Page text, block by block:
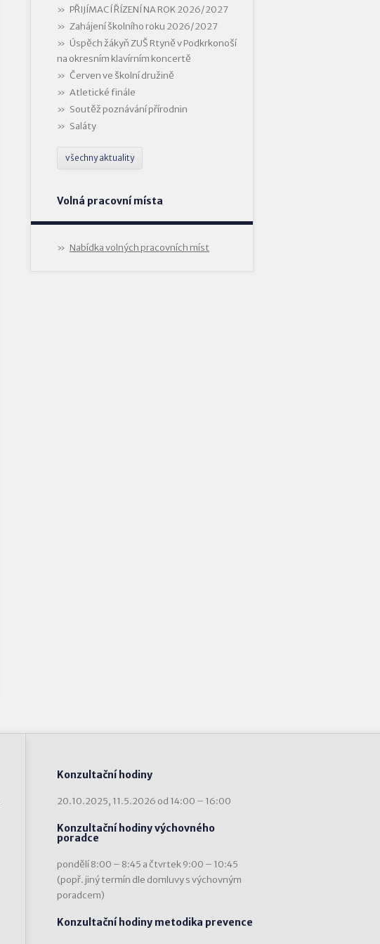
PŘIJÍMACÍ ŘÍZENÍ NA ROK 2026/2027
Zahájení školního roku 2026/2027
Úspěch žákyň ZUŠ Rtyně v Podkrkonoší
na okresním klavírním koncertě
Červen ve školní družině
Atletické finále
Soutěž poznávání přírodnin
Saláty
všechny aktuality
Volná pracovní místa
Nabídka volných pracovních míst
Konzultační hodiny
20.10.2025, 11.5.2026 od 14:00 – 16:00
Konzultační hodiny výchovného
poradce
pondělí 8:00 – 8:45 a čtvrtek 9:00 – 10:45
(popř. jiný termín dle domluvy s výchovným
poradcem)
Konzultační hodiny metodika prevence